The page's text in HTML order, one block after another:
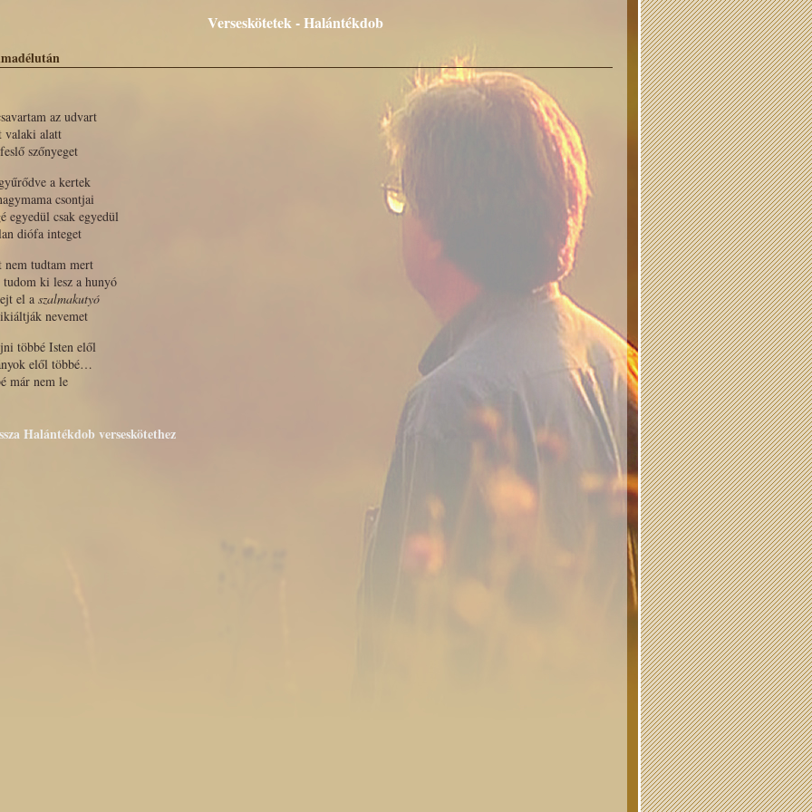
Verseskötetek - Halántékdob
az udvart
valaki alatt
szőnyeget
a kertek
csontjai
egyedül csak egyedül
diófa integet
nem tudtam mert
tudom ki lesz a hunyó
el a szalmakutyó
nevemet
többé Isten elől
elől többé…
már nem le
Halántékdob verseskötethez